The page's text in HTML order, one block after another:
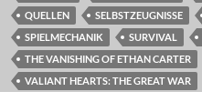
QUELLEN
SELBSTZEUGNISSE
SPIELMECHANIK
SURVIVAL
THE VANISHING OF ETHAN CARTER
VALIANT HEARTS: THE GREAT WAR